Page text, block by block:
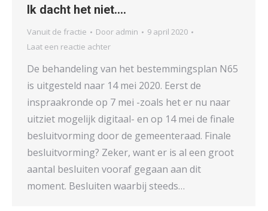
Ik dacht het niet….
Vanuit de fractie Door admin
9 april 2020
Laat een reactie achter
De behandeling van het bestemmingsplan N65
is uitgesteld naar 14 mei 2020. Eerst de
inspraakronde op 7 mei -zoals het er nu naar
uitziet mogelijk digitaal- en op 14 mei de finale
besluitvorming door de gemeenteraad. Finale
besluitvorming? Zeker, want er is al een groot
aantal besluiten vooraf gegaan aan dit
moment. Besluiten waarbij steeds…